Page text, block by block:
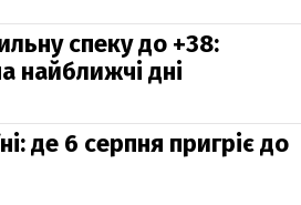
спеку до +38:
найближчі дні
де 6 серпня пригріє до